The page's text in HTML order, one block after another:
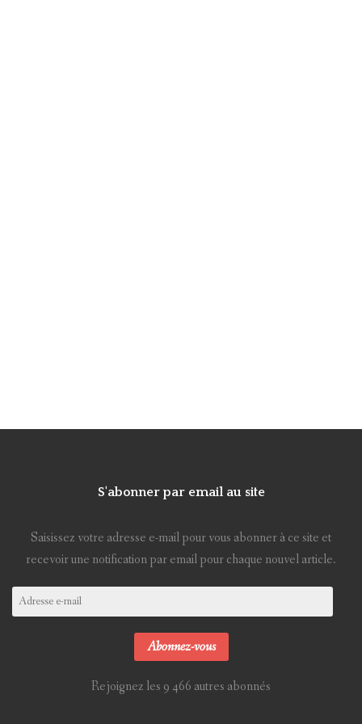
S'abonner par email au site
Saisissez votre adresse e-mail pour vous abonner à ce site et
recevoir une notification par email pour chaque nouvel article.
Adresse
Abonnez-vous
Rejoignez les 9 466 autres abonnés